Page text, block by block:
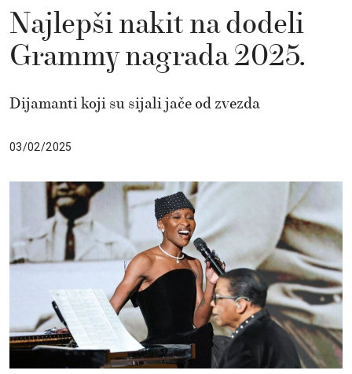
Najlepši nakit na dodeli
Grammy nagrada 2025.
Dijamanti koji su sijali jače od zvezda
03/02/2025